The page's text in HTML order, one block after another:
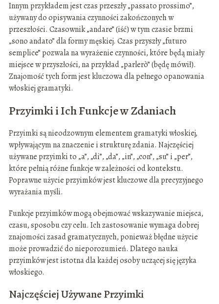
Innym przykładem jest czas przeszły „passato prossimo”,
używany do opisywania czynności zakończonych w
przeszłości. Czasownik „andare” (iść) w tym czasie brzmi
„sono andato” dla formy męskiej. Czas przyszły „futuro
semplice” pozwala na wyrażenie czynności, które będą miały
miejsce w przyszłości, na przykład „parlerò” (będę mówił).
Znajomość tych form jest kluczowa dla pełnego opanowania
włoskiej gramatyki.
Przyimki i Ich Funkcje w Zdaniach
Przyimki są nieodzownym elementem gramatyki włoskiej,
wpływającym na znaczenie i strukturę zdania. Najczęściej
używane przyimki to „a”, „di”, „da”, „in”, „con”, „su” i „per”,
które pełnią różne funkcje w zależności od kontekstu.
Poprawne użycie przyimków jest kluczowe dla precyzyjnego
wyrażania myśli.
Funkcje przyimków mogą obejmować wskazywanie miejsca,
czasu, sposobu czy celu. Ich zastosowanie wymaga dobrej
znajomości zasad gramatycznych, ponieważ błędne użycie
może prowadzić do nieporozumień. Dlatego nauka
przyimków jest istotna dla każdej osoby uczącej się języka
włoskiego.
Najczęściej Używane Przyimki